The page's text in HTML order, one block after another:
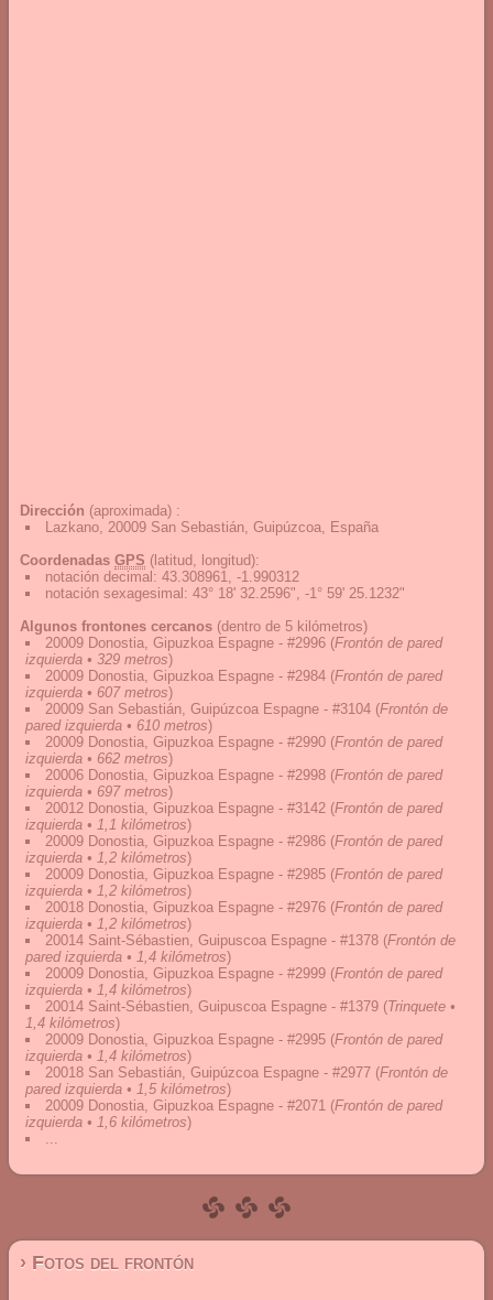
Dirección (aproximada) :
Lazkano, 20009 San Sebastián, Guipúzcoa, España
Coordenadas GPS (latitud, longitud):
notación decimal : 43.308961, -1.990312
notación sexagesimal : 43° 18' 32.2596", -1° 59' 25.1232"
Algunos frontones cercanos (dentro de 5 kilómetros)
20009 Donostia, Gipuzkoa Espagne - #2996 (Frontón de pared
izquierda • 329 metros)
20009 Donostia, Gipuzkoa Espagne - #2984 (Frontón de pared
izquierda • 607 metros)
20009 San Sebastián, Guipúzcoa Espagne - #3104 (Frontón de
pared izquierda • 610 metros)
20009 Donostia, Gipuzkoa Espagne - #2990 (Frontón de pared
izquierda • 662 metros)
20006 Donostia, Gipuzkoa Espagne - #2998 (Frontón de pared
izquierda • 697 metros)
20012 Donostia, Gipuzkoa Espagne - #3142 (Frontón de pared
izquierda • 1,1 kilómetros)
20009 Donostia, Gipuzkoa Espagne - #2986 (Frontón de pared
izquierda • 1,2 kilómetros)
20009 Donostia, Gipuzkoa Espagne - #2985 (Frontón de pared
izquierda • 1,2 kilómetros)
20018 Donostia, Gipuzkoa Espagne - #2976 (Frontón de pared
izquierda • 1,2 kilómetros)
20014 Saint-Sébastien, Guipuscoa Espagne - #1378 (Frontón de
pared izquierda • 1,4 kilómetros)
20009 Donostia, Gipuzkoa Espagne - #2999 (Frontón de pared
izquierda • 1,4 kilómetros)
20014 Saint-Sébastien, Guipuscoa Espagne - #1379 (Trinquete •
1,4 kilómetros)
20009 Donostia, Gipuzkoa Espagne - #2995 (Frontón de pared
izquierda • 1,4 kilómetros)
20018 San Sebastián, Guipúzcoa Espagne - #2977 (Frontón de
pared izquierda • 1,5 kilómetros)
20009 Donostia, Gipuzkoa Espagne - #2071 (Frontón de pared
izquierda • 1,6 kilómetros)
...
› Fotos del frontón